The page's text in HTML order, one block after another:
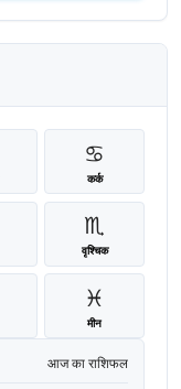
♋
कर्क
♏
वृश्चिक
♓
मीन
आज का राशिफल